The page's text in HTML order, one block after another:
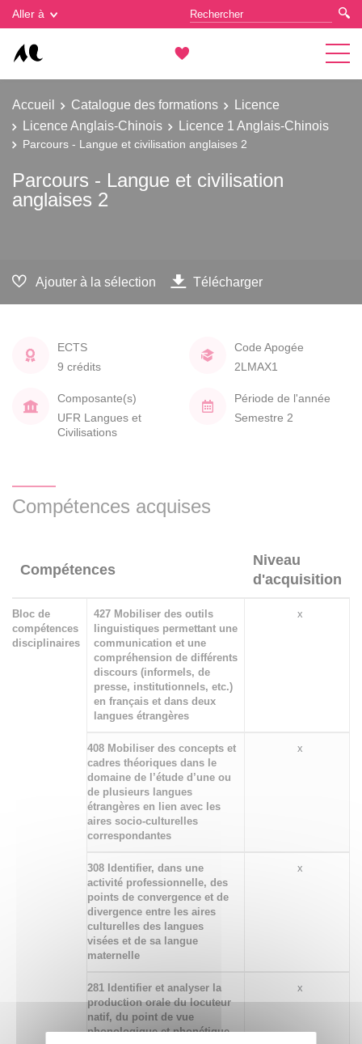
Aller à
Accueil Catalogue des formations
Licence
Licence Anglais-Chinois
Licence 1 Anglais-Chinois
Parcours - Langue et civilisation anglaises 2
Parcours - Langue et civilisation
anglaises 2
Ajouter à la sélection Télécharger
ECTS
9 crédits
Code Apogée
2LMAX1
Composante(s)
UFR Langues et
Civilisations
Période de l'année
Semestre 2
Compétences acquises
Compétences
Niveau
d'acquisition
Bloc de
compétences
disciplinaires
427 Mobiliser des outils
linguistiques permettant une
communication et une
compréhension de différents
discours (informels, de
presse, institutionnels, etc.)
en français et dans deux
langues étrangères
x
408 Mobiliser des concepts et
cadres théoriques dans le
domaine de l’étude d’une ou
de plusieurs langues
étrangères en lien avec les
aires socio-culturelles
correspondantes
x
308 Identifier, dans une
activité professionnelle, des
points de convergence et de
divergence entre les aires
culturelles des langues
visées et de sa langue
maternelle
x
281 Identifier et analyser la
production orale du locuteur
natif, du point de vue
phonologique et phonétique
x
Gestion des cookies